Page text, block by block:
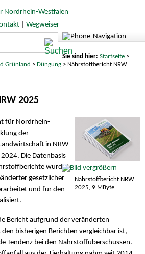
| Wegweiser
Sie sind hier: Startseite>
Grünland >Düngung > Nährstoffbericht NRW
2025
Nährstoffbericht NRW
2025, 9 MByte
für Nordrhein-
der
in NRW
Die Datenbasis
wurde
gesetzlicher
und für den
Bericht aufgrund der veränderten
bisherigen Berichten vergleichbar ist,
Tendenz bei den Nährstoffüberschüssen.